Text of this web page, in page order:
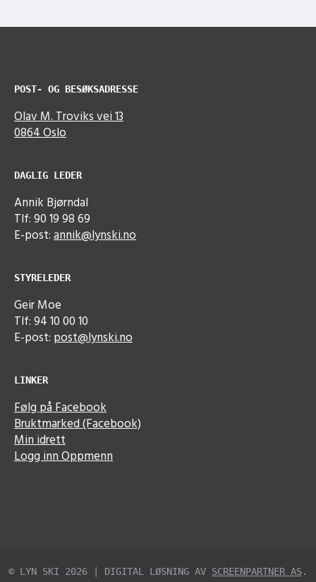
POST- OG BESØKSADRESSE
Olav M. Troviks vei 13
0864 Oslo
DAGLIG LEDER
Annik Bjørndal
Tlf: 90 19 98 69
E-post:annik@lynski.no
STYRELEDER
Geir Moe
Tlf: 94 10 00 10
E-post: post@lynski.no
LINKER
Følg på Facebook
Bruktmarked (Facebook)
Min idrett
Logg inn Oppmenn
© LYN SKI 2026 | DIGITAL LØSNING AV SCREENPARTNER AS.